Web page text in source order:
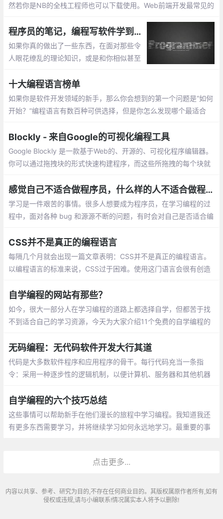
然若你是NB的全栈工程师也可以下载使用。Web前端开发最常见的
sual Studio Code，简称VS code
程序员的笔记，编程写软件学到的 7 件事
如果你真的做出了一些东西，在面对那些令
人眼花缭乱的理论知识，或是和你相似甚至
天结束之时，正是那些在战壕中的开发者
——构建、测试和开发了代码的人，真正做
了事情。
十大编程语言榜单
如果你是软件开发领域的新手，那么你会想到的第一个问题是“如何
开始？”编程语言有数百种可供选择，但是你怎么发现哪个最适合
最简单方法之一，是通过市场反响、技术趋势的发展…
Blockly - 来自Google的可视化编程工具
Google Blockly 是一款基于Web的、开源的、可视化程序编辑器。
你可以通过拖拽块的形式快速构建程序，而这些所拖拽的每个块就
感觉自己不适合做程序员，什么样的人不适合做程序员？
学习是一件艰苦的事情。很多人想要成为程序员，在学习编程的过
程中，面对各种 bug 和源源不断的问题，有时会对自己是否适合编
员的十个特征
CSS并不是真正的编程语言
每隔几个月就会出现一篇文章表明：CSS并不是真正的编程语言。
以编程语言的标准来说，CSS过于困难。使用这门语言会很有创造
标准化编程语言相比
自学编程的网站有那些？
如今，很大一部分人在学习编程的道路上都选择自学，但都苦于找
不到适合自己的学习资源，今天为大家介绍11个免费的自学编程的
l，你可以通过它学习所有的网站建设基础教程
无码编程：无代码软件开发大行其道
代码是大多数软件程序和应用程序的骨干。每行代码充当一条指
令：采用一种逐步性的逻辑机制，以便计算机、服务器和其他机器
技能有时很吃香。
自学编程的六个技巧总结
这些事情可以帮助新手在他们漫长的旅程中学习编程。我知道我还
有更多东西需要学习，并将继续学习如何永远地学习。最重要的事
点击更多...
内容以共享、参考、研究为目的,不存在任何商业目的。其版权属原作者所有,如有
侵权或违规,请与小编联系!情况属实本人将予以删除!